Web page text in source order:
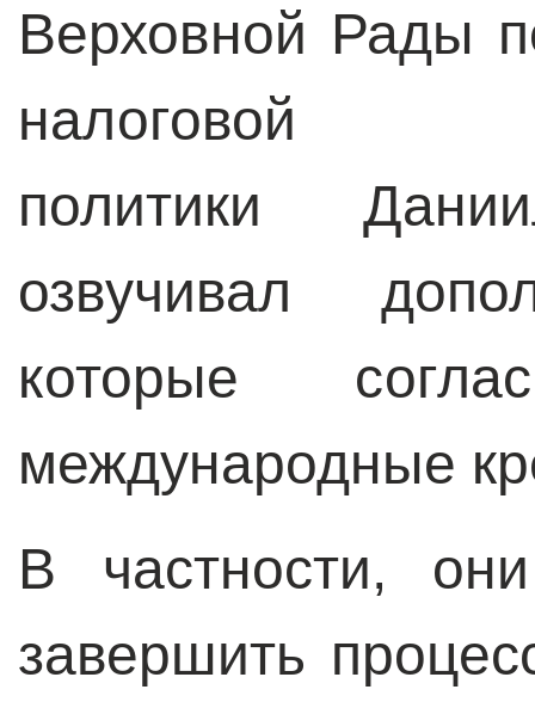
Верховной Рады
налоговой
политики
озвучивал
которые
международные
В частности,
завершить